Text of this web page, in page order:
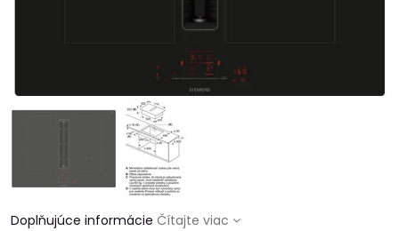
Doplňujúce informácie Čítajte viac